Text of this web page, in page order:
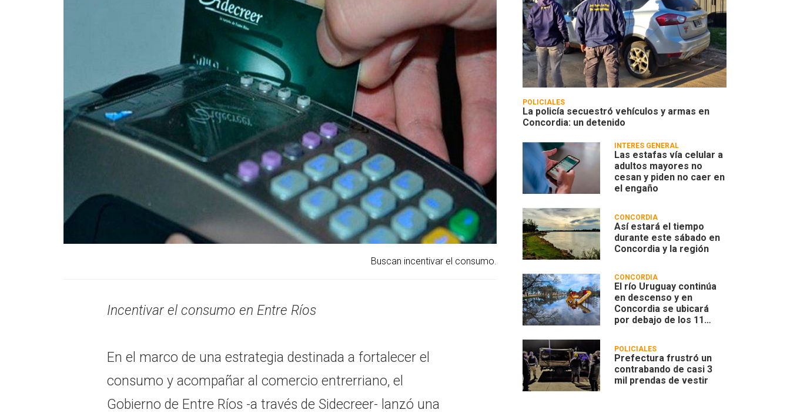
Buscan incentivar el consumo.
Incentivar el consumo en Entre Ríos
En el marco de una estrategia destinada a fortalecer el
consumo y acompañar al comercio entrerriano, el
Gobierno de Entre Ríos -a través de Sidecreer- lanzó una
POLICIALES
La policía secuestró vehículos y armas en
Concordia: un detenido
INTERÉS GENERAL
Las estafas vía celular a
adultos mayores no
cesan y piden no caer en
el engaño
CONCORDIA
Así estará el tiempo
durante este sábado en
Concordia y la región
CONCORDIA
El río Uruguay continúa
en descenso y en
Concordia se ubicará
por debajo de los 11
POLICIALES
Prefectura frustró un
contrabando de casi 3
mil prendas de vestir